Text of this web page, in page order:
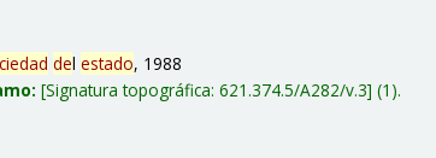
delestado, 1988
Signatura topográfica:621.374.5/A282/v.3 (1).